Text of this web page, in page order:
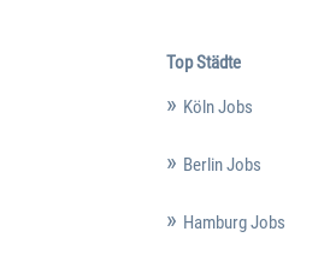
Top Städte
Köln Jobs
Berlin Jobs
Hamburg Jobs